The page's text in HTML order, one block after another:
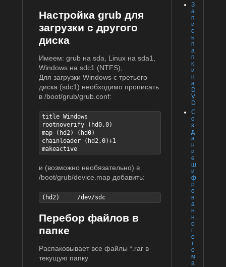
З
а
п
и
с
ь
п
а
п
к
и
н
а
D
V
D
С
о
з
д
а
н
и
е
ш
и
ф
р
о
в
а
н
н
о
г
о
т
о
м
а
Настройка grub для
загрузки с другого
диска
Имеем: grub на sda, Linux на sda1,
Windows на sdc1 (NTFS),
Для загрузки Windows с третьего
диска (sdc1) необходимо прописать
в /boot/grub/grub.conf:
title Windows
rootnoverify (hd0,0)
map (hd2) (hd0)
chainloader (hd2,0)+1
makeactive
и (возможно необязательно) в
/boot/grub/device.map добавить:
(hd2)     /dev/sdc
Перебор файлов в
папке
Распаковывает все файлы *.rar в
текущую папку